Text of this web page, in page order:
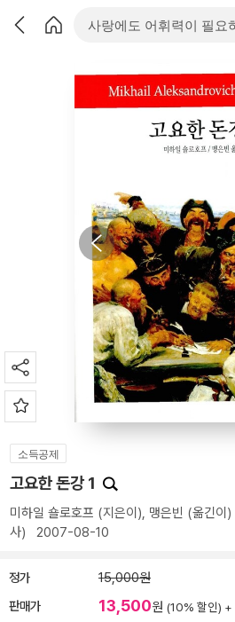
소득공제
고요한 돈강 1
미하일 숄로호프 (지은이), 맹은빈 (옮긴이)
사) 2007-08-10
정가 15,000원
판매가 13,500원 (10% 할인) +